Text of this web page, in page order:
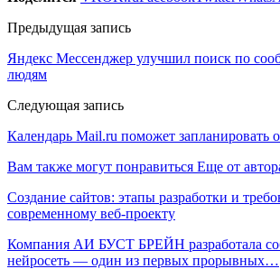
Предыдущая запись
Яндекс Мессенджер улучшил поиск по
людям
Следующая запись
Календарь Mail.ru поможет запланировать
Вам также могут понравиться Еще от
Создание сайтов: этапы разработки и
современному веб-проекту
Компания АИ БУСТ БРЕЙН разработала
нейросеть — один из первых прорывных…